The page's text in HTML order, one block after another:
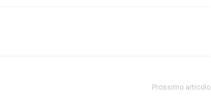
Prossimo articolo